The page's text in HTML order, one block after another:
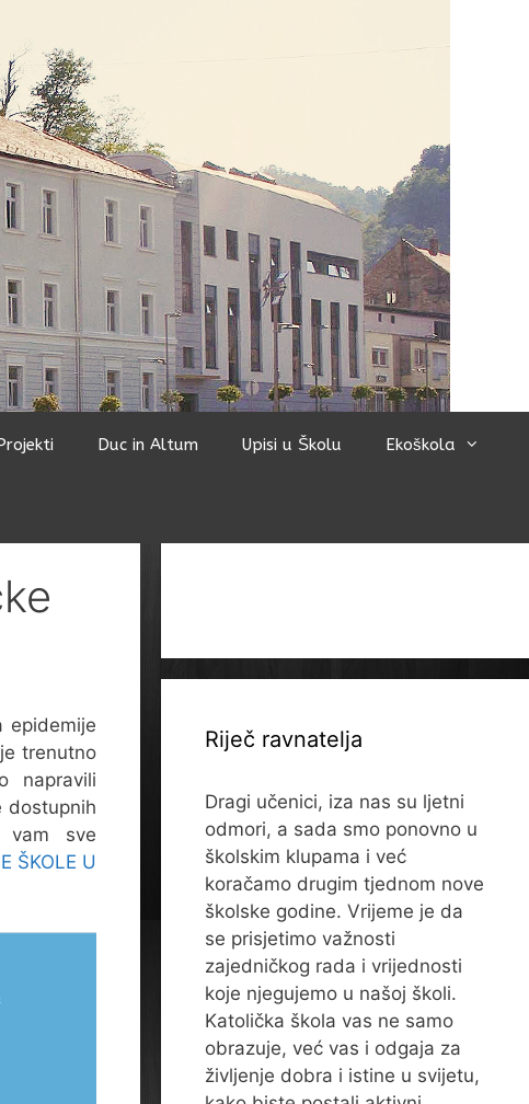
Duc in Altum Upisi u Školu Ekoškola
epidemije
trenutno
napravili
dostupnih
vam sve
ŠKOLE U
Riječ ravnatelja
Dragi učenici, iza nas su ljetni
odmori, a sada smo ponovno u
školskim klupama i već
koračamo drugim tjednom nove
školske godine. Vrijeme je da
se prisjetimo važnosti
zajedničkog rada i vrijednosti
koje njegujemo u našoj školi.
Katolička škola vas ne samo
obrazuje, već vas i odgaja za
življenje dobra i istine u svijetu,